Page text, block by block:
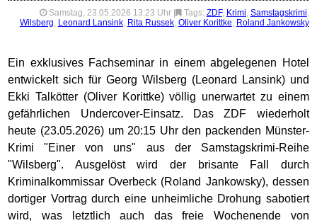
Samstag, 23.05.2026 13:23 Uhr Tags: ZDF, Krimi, Samstagskrimi,
Wilsberg, Leonard Lansink, Rita Russek, Oliver Korittke, Roland Jankowsky
Ein exklusives Fachseminar in einem abgelegenen Hotel
entwickelt sich für Georg Wilsberg (Leonard Lansink) und
Ekki Talkötter (Oliver Korittke) völlig unerwartet zu einem
gefährlichen Undercover-Einsatz. Das ZDF wiederholt
heute (23.05.2026) um 20:15 Uhr den packenden Münster-
Krimi "Einer von uns" aus der Samstagskrimi-Reihe
"Wilsberg". Ausgelöst wird der brisante Fall durch
Kriminalkommissar Overbeck (Roland Jankowsky), dessen
dortiger Vortrag durch eine unheimliche Drohung sabotiert
wird, was letztlich auch das freie Wochenende von